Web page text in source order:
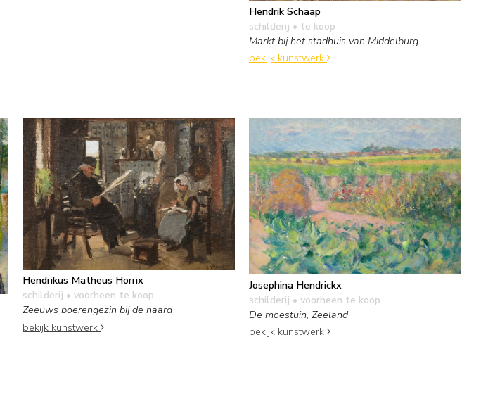
Hendrik Schaap
schilderij • te koop
Markt bij het stadhuis van Middelburg
bekijk kunstwerk
Hendrikus Matheus Horrix
schilderij • voorheen te koop
Zeeuws boerengezin bij de haard
bekijk kunstwerk
Josephina Hendrickx
schilderij • voorheen te koop
De moestuin, Zeeland
bekijk kunstwerk